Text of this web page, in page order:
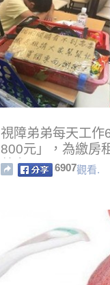
視障弟弟每天工作
800元」，為繳房
養家」... 6907觀看.